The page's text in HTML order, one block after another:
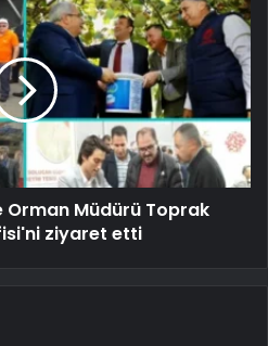
Orman Müdürü Toprak
ziyaret etti